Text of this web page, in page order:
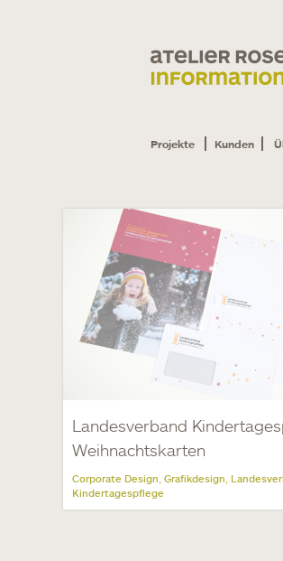
Projekte Kunden
Landesverband
Weihnachtskarten
Corporate Design Grafikdesign
Kindertagespflege